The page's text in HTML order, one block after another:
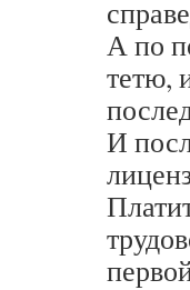
А по
тетю,
И